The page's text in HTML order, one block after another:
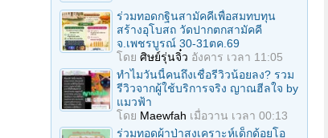
ร่วมทอดกฐินสามัคคีเพื่อสมทบทุน
สร้างอุโบสถ วัดปากตกสามัคคี
จ.เพชรบูรณ์ 30-31ตค.69
โดย ศิษย์รุ่นจิ๋ว อังคาร เวลา 11:05
ทำไมวันนี้คนถึงเชื่อรีวิวน้อยลง? รวม
รีวิวจากผู้ใช้บริการจริง ญาณฮีลใจ by
แมวฟ้า
โดย Maewfah เมื่อวาน เวลา 00:13
ร่วมทอดผ้าป่าสงเคราะห์เด็กด้อยโอ